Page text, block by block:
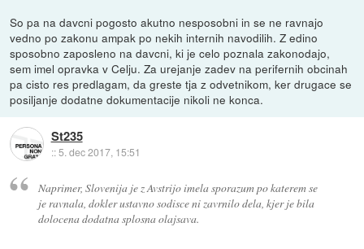
So pa na davcni pogosto akutno nesposobni in se ne ravnajo
vedno po zakonu ampak po nekih internih navodilih. Z edino
sposobno zaposleno na davcni, ki je celo poznala zakonodajo,
sem imel opravka v Celju. Za urejanje zadev na perifernih obcinah
pa cisto res predlagam, da greste tja z odvetnikom, ker drugace se
posiljanje dodatne dokumentacije nikoli ne konca.
St235
::5. dec 2017, 15:51
Naprimer, Slovenija je z Avstrijo imela sporazum po katerem se
je ravnala, dokler ustavno sodisce ni zavrnilo dela, kjer je bila
dolocena dodatna splosna olajsava.